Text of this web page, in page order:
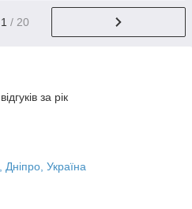
1 / 20
за рік
Україна